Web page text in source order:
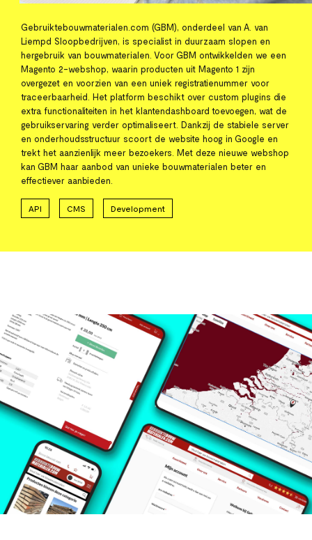
Gebruiktebouwmaterialen.com (GBM), onderdeel van A. van
Liempd Sloopbedrijven, is specialist in duurzaam slopen en
hergebruik van bouwmaterialen. Voor GBM ontwikkelden we een
Magento 2-webshop, waarin producten uit Magento 1 zijn
overgezet en voorzien van een uniek registratienummer voor
traceerbaarheid. Het platform beschikt over custom plugins die
extra functionaliteiten in het klantendashboard toevoegen, wat de
gebruikservaring verder optimaliseert. Dankzij de stabiele server
en onderhoudsstructuur scoort de website hoog in Google en
trekt het aanzienlijk meer bezoekers. Met deze nieuwe webshop
kan GBM haar aanbod van unieke bouwmaterialen beter en
effectiever aanbieden.
API CMS Development